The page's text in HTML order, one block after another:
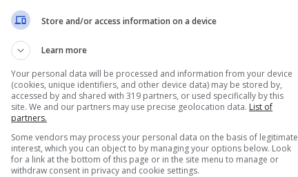
il suo fabbisogno energetico si può decidere di
nel corso della giornata.
al felino domestico?
in eccesso. Per questo, il miglior consiglio è quello
nutrizionale che possa soddisfare il fabbisogno
Store and/or access information on a device
Learn more
Your personal data will be processed and information from your device
(cookies, unique identifiers, and other device data) may be stored by,
accessed by and shared with 319 partners, or used specifically by this
site. We and our partners may use precise geolocation data. List of
partners.
Some vendors may process your personal data on the basis of legitimate
interest, which you can object to by managing your options below. Look
for a link at the bottom of this page or in the site menu to manage or
withdraw consent in privacy and cookie settings.